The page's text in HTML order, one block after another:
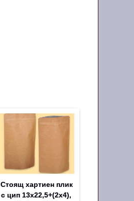
Стоящ хартиен плик
с цип 13х22,5+(2х4),